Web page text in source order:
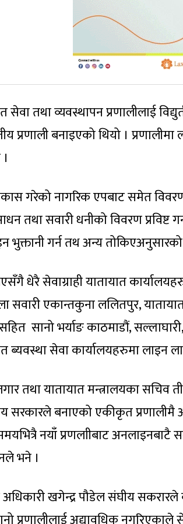
सेवा तथा व्यवस्थापन प्रणालीलाई
प्रणाली बनाइएको थियो ।
गरेको नागरिक एपबाट समेत विवरण
तथा सवारी धनीको विवरण
गर्न तथ अन्य तोकिएअनुसारको
धेरै सेवाग्राही यातायात
सवारी एकान्तकुना ललितपुर,
सानो भर्याङ काठमाडौं,
ब्यवस्था सेवा कार्यालयहरुमा लाइन
तथा यातायात मन्त्रालयका सचिव
सरकारले बनाएको एकीकृत प्रणालीमै
नयाँ प्रणलाीबाट अनलाइनबाटै
भने ।
खगेन्द्र पौडेल संघीय सकरारले